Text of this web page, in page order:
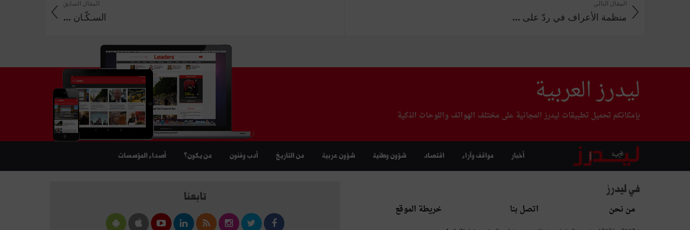
المقال السابق
السـكّـان ...
المقال التالي
منظمة الأعراف في ردّ على ...
ليدرز العربية
بإمكانكم تحميل تطبيقات ليدرز المجانية على مختلف الهواتف واللوحات الذكية
أخبار مواقف وآراء اقتصاد شؤون وطنية شؤون عربية من التاريخ أدب وفنون من يكون؟ أصداء المؤسسات
في ليدرز
من نحن اتصل بنا خريطة الموقع
تابعنا